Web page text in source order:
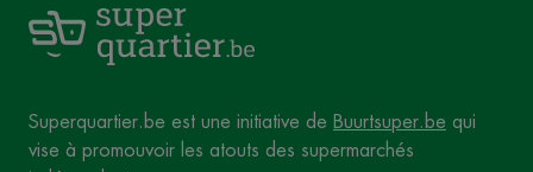
Superquartier.be est une initiative de Buurtsuper.be qui
vise à promouvoir les atouts des supermarchés